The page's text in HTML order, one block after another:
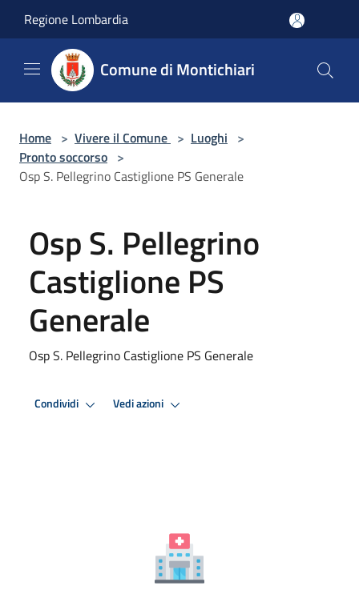
Regione Lombardia
Comune di Montichiari
Home > Vivere il Comune > Luoghi >
Pronto soccorso >
Osp S. Pellegrino Castiglione PS Generale
Osp S. Pellegrino
Castiglione PS
Generale
Osp S. Pellegrino Castiglione PS Generale
Condividi Vedi azioni